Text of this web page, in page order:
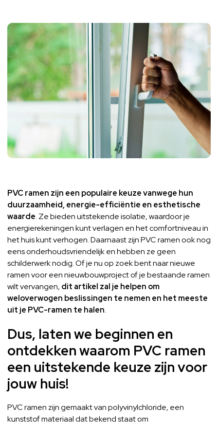
PVC ramen zijn een populaire keuze vanwege hun
duurzaamheid, energie-efficiëntie en esthetische
waarde. Ze bieden uitstekende isolatie, waardoor je
energierekeningen kunt verlagen en het comfortniveau in
het huis kunt verhogen. Daarnaast zijn PVC ramen ook nog
eens onderhoudsvriendelijk en hebben ze geen
schilderwerk nodig. Of je nu op zoek bent naar nieuwe
ramen voor een nieuwbouwproject of je bestaande ramen
wilt vervangen, dit artikel zal je helpen om
weloverwogen beslissingen te nemen en het meeste
uit je PVC-ramen te halen.
Dus, laten we beginnen en
ontdekken waarom PVC ramen
een uitstekende keuze zijn voor
jouw huis!
PVC ramen zijn gemaakt van polyvinylchloride, een
kunststof materiaal dat bekend staat om